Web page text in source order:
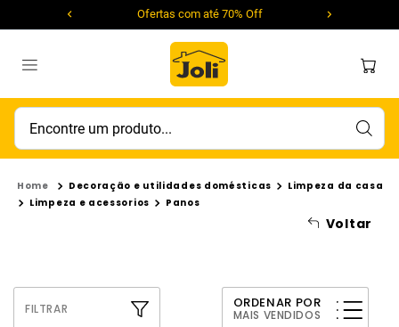
Ofertas com até 70% Off
Encontre um produto...
Voltar
Decoração e utilidades domésticas
Limpeza da casa
Limpeza e acessorios
Panos
FILTRAR ORDENAR POR
MAIS VENDIDOS